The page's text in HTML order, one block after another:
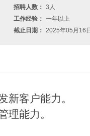
招聘人数： 3人
工作经验： 一年以上
截止日期： 2025年05月16
新客户能力。
理能力。